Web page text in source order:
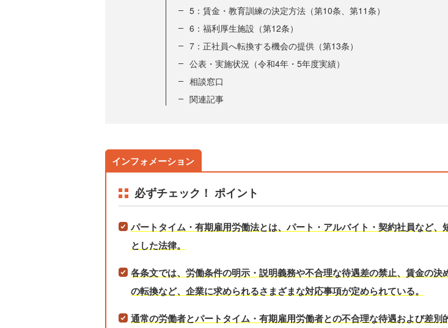
5：賃金・教育訓練の決定方法（第10条、第11条）
6：福利厚生施設（第12条）
7：正社員へ転換する機会の提供（第13条）
公表・実施状況（令和4年・5年度実績）
相談窓口
関連記事
必ずチェック！ ポイント
パートタイム・有期雇用労働法とは、パート・アルバイト・契約社員など
とした法律。
各条文では、労働条件の明示・説明義務や不合理な待遇差の禁止、賃金の
の転換など、企業に求められるさまざまな対応事項が定められている。
通常の労働者とパートタイム・有期雇用労働者との不合理な待遇および差